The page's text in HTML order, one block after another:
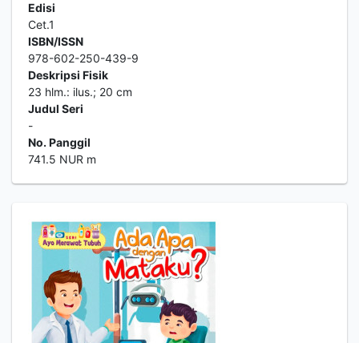
Edisi
Cet.1
ISBN/ISSN
978-602-250-439-9
Deskripsi Fisik
23 hlm.: ilus.; 20 cm
Judul Seri
-
No. Panggil
741.5 NUR m